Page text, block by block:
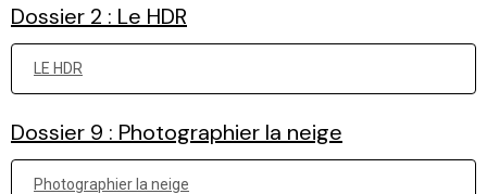
Dossier 2 : Le HDR
LE HDR
Dossier 9 : Photographier la neige
Photographier la neige